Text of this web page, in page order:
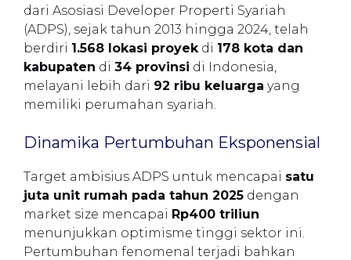
dari Asosiasi Developer Properti Syariah
(ADPS), sejak tahun 2013 hingga 2024, telah
berdiri 1.568 lokasi proyekdi 178 kota dan
kabupaten di 34 provinsi di Indonesia,
melayani lebih dari 92 ribu keluarga yang
memiliki perumahan syariah.
Dinamika Pertumbuhan Eksponensial
Target ambisius ADPS untuk mencapai satu
juta unit rumah pada tahun 2025 dengan
market size mencapai Rp400 triliun
menunjukkan optimisme tinggi sektor ini.
Pertumbuhan fenomenal terjadi bahkan